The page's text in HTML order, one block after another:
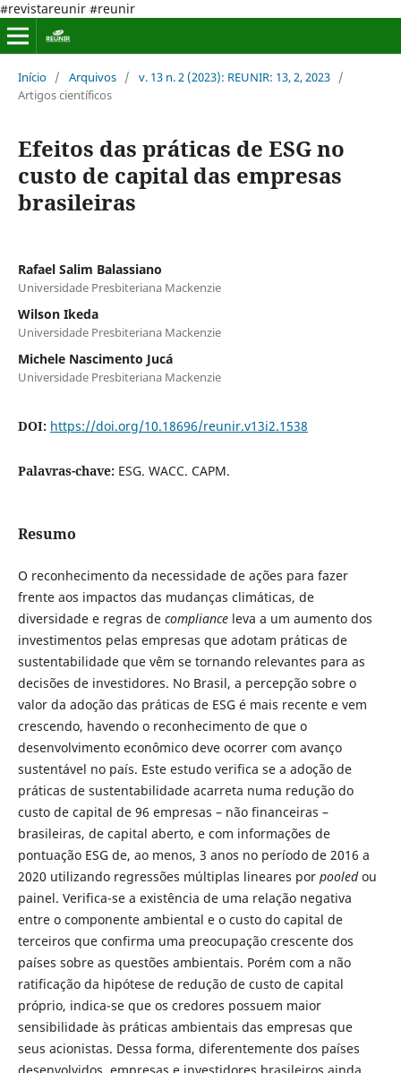
#revistareunir #reunir
Início / Arquivos / v. 13 n. 2 (2023): REUNIR: 13, 2, 2023 /
Artigos científicos
Efeitos das práticas de ESG no
custo de capital das empresas
brasileiras
Rafael Salim Balassiano
Universidade Presbiteriana Mackenzie
Wilson Ikeda
Universidade Presbiteriana Mackenzie
Michele Nascimento Jucá
Universidade Presbiteriana Mackenzie
DOI: https://doi.org/10.18696/reunir.v13i2.1538
Palavras-chave: ESG. WACC. CAPM.
Resumo
O reconhecimento da necessidade de ações para fazer
frente aos impactos das mudanças climáticas, de
diversidade e regras de complianceleva a um aumento dos
investimentos pelas empresas que adotam práticas de
sustentabilidade que vêm se tornando relevantes para as
decisões de investidores. No Brasil, a percepção sobre o
valor da adoção das práticas de ESG é mais recente e vem
crescendo, havendo o reconhecimento de que o
desenvolvimento econômico deve ocorrer com avanço
sustentável no país. Este estudo verifica se a adoção de
práticas de sustentabilidade acarreta numa redução do
custo de capital de 96 empresas – não financeiras –
brasileiras, de capital aberto, e com informações de
pontuação ESG de, ao menos, 3 anos no período de 2016 a
2020 utilizando regressões múltiplas lineares por pooledou
painel. Verifica-se a existência de uma relação negativa
entre o componente ambiental e o custo do capital de
terceiros que confirma uma preocupação crescente dos
países sobre as questões ambientais. Porém com a não
ratificação da hipótese de redução de custo de capital
próprio, indica-se que os credores possuem maior
sensibilidade às práticas ambientais das empresas que
seus acionistas. Dessa forma, diferentemente dos países